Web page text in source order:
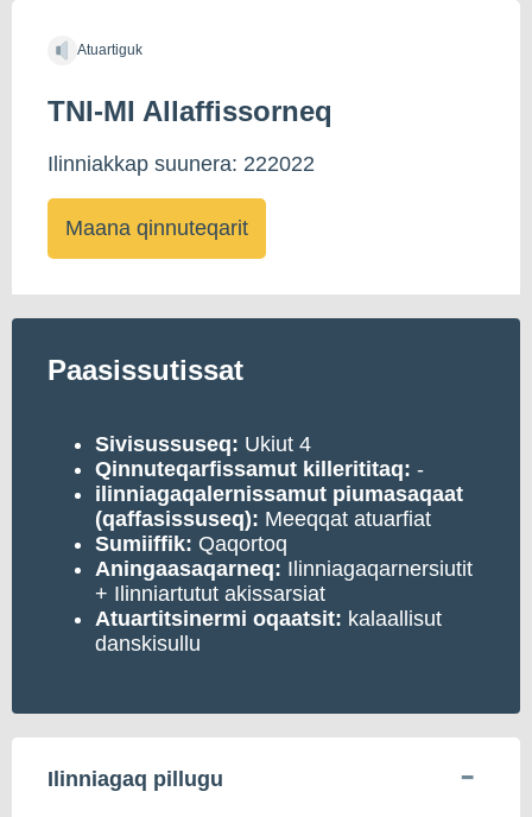
Atuartiguk
TNI-MI Allaffissorneq
Ilinniakkap suunera: 222022
Maana qinnuteqarit
Paasissutissat
Sivisussuseq: Ukiut 4
Qinnuteqarfissamut killerititaq: -
ilinniagaqalernissamut piumasaqaat
(qaffasissuseq): Meeqqat atuarfiat
Sumiiffik: Qaqortoq
Aningaasaqarneq: Ilinniagaqarnersiutit
+ Ilinniartutut akissarsiat
Atuartitsinermi oqaatsit: kalaallisut
danskisullu
Ilinniagaq pillugu